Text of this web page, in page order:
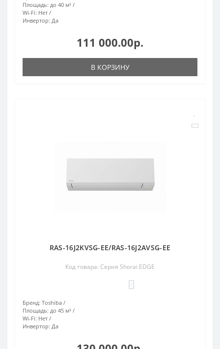
Площадь: до 40 м²
Wi-Fi: Нет
Инвертор: Да
111 000.00р.
В КОРЗИНУ
RAS-16J2KVSG-EE/RAS-16J2AVSG-EE
Код товара: Серия Shorai EDGE
Бренд: Toshiba
Площадь: до 45 м²
Wi-Fi: Нет
Инвертор: Да